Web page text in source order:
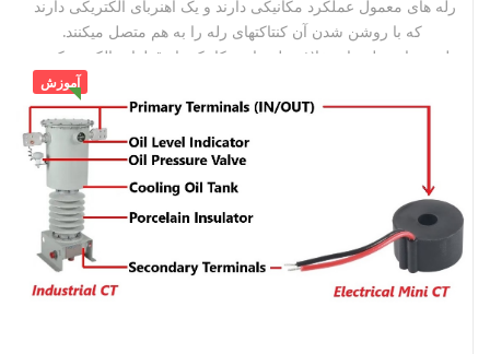
‫رله های معمول عملکرد مکانیکی دارند و یک آهنربای الکتریکی دارند
‫ولی در این رله ها برخلاف رله های مکانیکی از قطعات الکترونیکی و
آموزش